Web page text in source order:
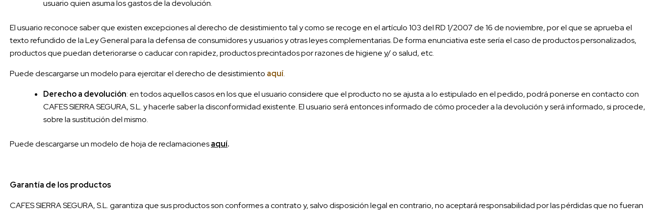
usuario quien asuma los gastos de la devolución.
El usuario reconoce saber que existen excepciones al derecho de desistimiento tal y como se recoge en el artículo 103 del RD 1/2007 de 16 de noviembre, por el que se aprueba el
texto refundido de la Ley General para la defensa de consumidores y usuarios y otras leyes complementarias. De forma enunciativa este sería el caso de productos personalizados,
productos que puedan deteriorarse o caducar con rapidez, productos precintados por razones de higiene y/ o salud, etc.
Puede descargarse un modelo para ejercitar el derecho de desistimiento aquí.
Derecho a devolución: en todos aquellos casos en los que el usuario considere que el producto no se ajusta a lo estipulado en el pedido, podrá ponerse en contacto con
CAFES SIERRA SEGURA, S.L. y hacerle saber la disconformidad existente. El usuario será entonces informado de cómo proceder a la devolución y será informado, si procede,
sobre la sustitución del mismo.
Puede descargarse un modelo de hoja de reclamacionesaquí.
Garantía de los productos
CAFES SIERRA SEGURA, S.L. garantiza que sus productos son conformes a contrato y, salvo disposición legal en contrario, no aceptará responsabilidad por las pérdidas que no fueran